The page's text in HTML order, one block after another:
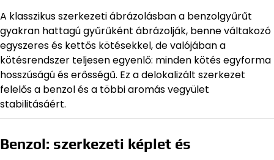
A klasszikus szerkezeti ábrázolásban a benzolgyűrűt
gyakran hattagú gyűrűként ábrázolják, benne váltakozó
egyszeres és kettős kötésekkel, de valójában a
kötésrendszer teljesen egyenlő: minden kötés egyforma
hosszúságú és erősségű. Ez a delokalizált szerkezet
felelős a benzol és a többi aromás vegyület
stabilitásáért.
Benzol: szerkezeti képlet és